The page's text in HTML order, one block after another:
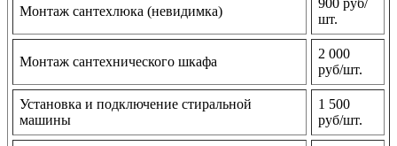
Монтаж сантехлюка (невидимка)
900 руб/
шт.
Монтаж сантехнического шкафа
2 000
руб/шт.
Установка и подключение стиральной
машины
1 500
руб/шт.